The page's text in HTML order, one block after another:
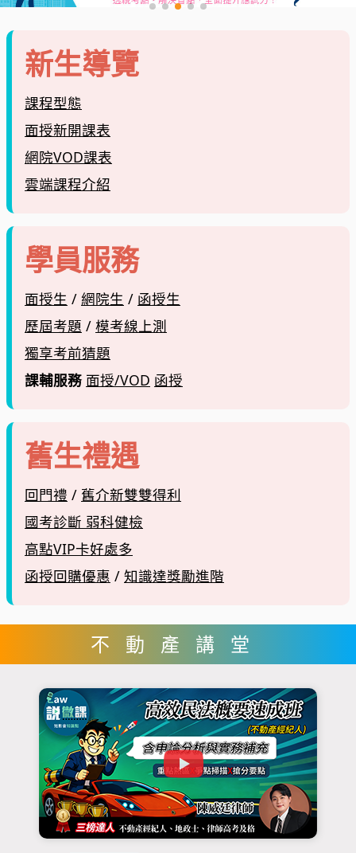
新生導覽
課程型態
面授新開課表
網院VOD課表
雲端課程介紹
學員服務
面授生 / 網院生 / 函授生
歷屆考題 / 模考線上測
獨享考前猜題
課輔服務 面授/VOD 函授
舊生禮遇
回門禮 / 舊介新雙雙得利
國考診斷 弱科健檢
高點VIP卡好處多
函授回購優惠 / 知識達獎勵進階
不動產講堂